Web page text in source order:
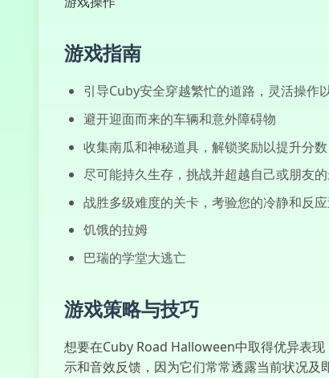
游戏指南
引导Cuby安全穿越繁忙的道路，灵活操作
避开迎面而来的车辆和意外障碍物
收集南瓜和神秘道具，解锁奖励以提升分数
尽可能持久生存，挑战并超越自己或朋友
战胜多级难度的关卡，考验您的冷静和反
饥饿的拉姆
巴瑞的学堂大逃亡
游戏策略与技巧
想要在Cuby Road Halloween中取得优异表
示和音效反馈，因为它们常常透露当前状况及